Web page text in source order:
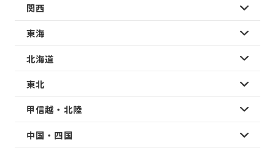
関西
東海
北海道
東北
甲信越・北陸
中国・四国